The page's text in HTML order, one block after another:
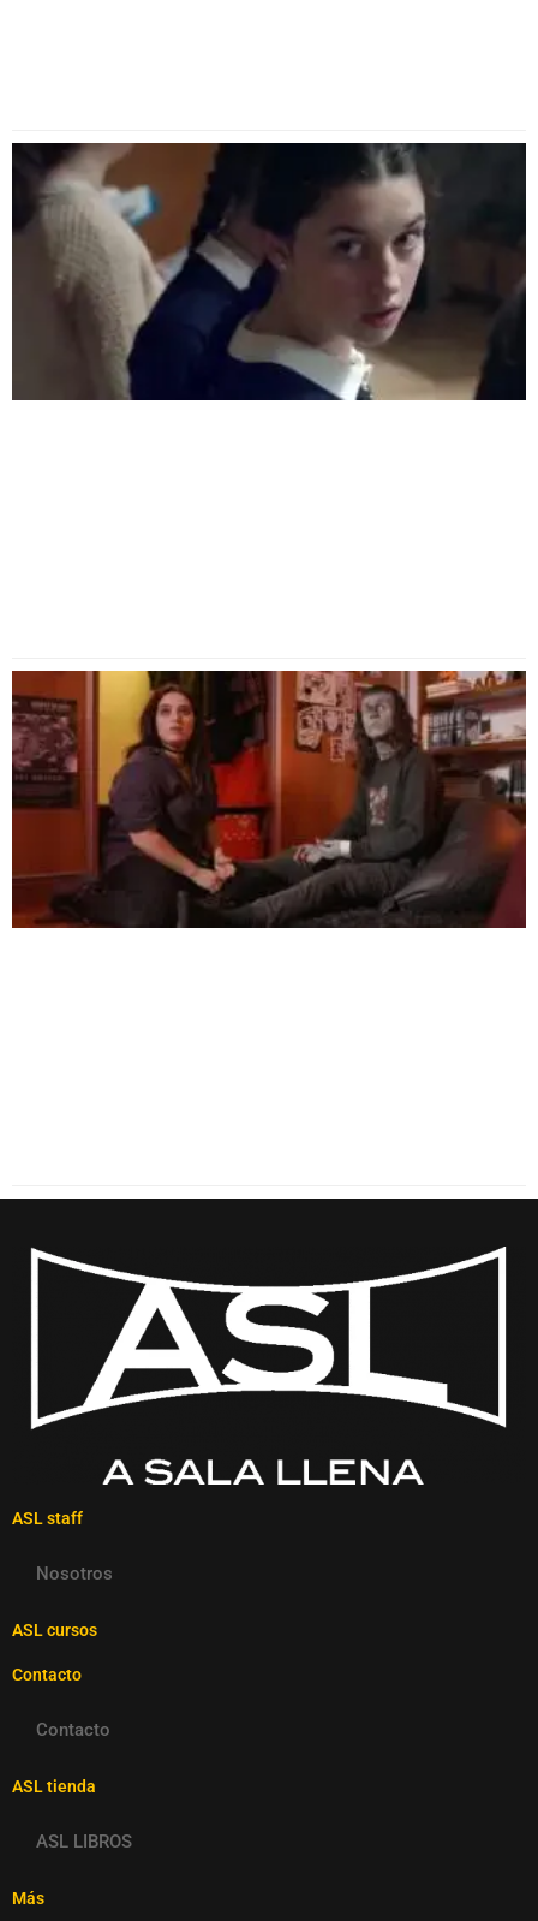
ASL staff
Nosotros
ASL cursos
Contacto
Contacto
ASL tienda
ASL LIBROS
Más